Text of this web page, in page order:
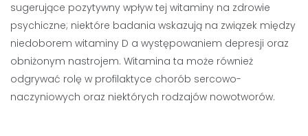
sugerujące pozytywny wpływ tej witaminy na zdrowie
psychiczne; niektóre badania wskazują na związek między
niedoborem witaminy D a występowaniem depresji oraz
obniżonym nastrojem. Witamina ta może również
odgrywać rolę w profilaktyce chorób sercowo-
naczyniowych oraz niektórych rodzajów nowotworów.